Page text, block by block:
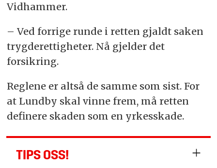
Vidhammer.
– Ved forrige runde i retten gjaldt saken
trygderettigheter. Nå gjelder det
forsikring.
Reglene er altså de samme som sist. For
at Lundby skal vinne frem, må retten
definere skaden som en yrkesskade.
TIPS OSS!